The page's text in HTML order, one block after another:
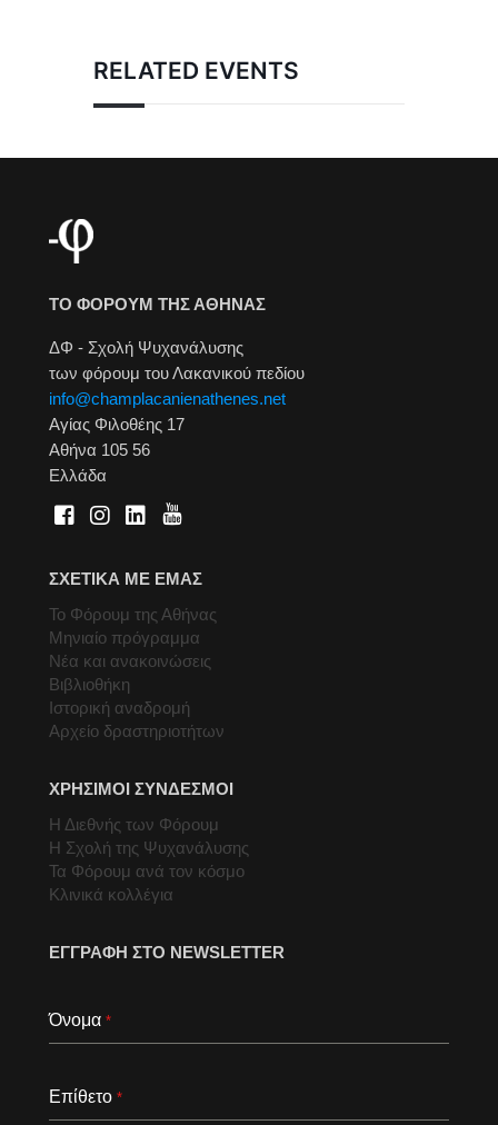
RELATED EVENTS
ΤΟ ΦΟΡΟΥΜ ΤΗΣ ΑΘΗΝΑΣ
ΔΦ - Σχολή Ψυχανάλυσης
των φόρουμ του Λακανικού πεδίου
info@champlacanienathenes.net
Αγίας Φιλοθέης 17
Αθήνα 105 56
Ελλάδα
ΣΧΕΤΙΚΑ ΜΕ ΕΜΑΣ
Το Φόρουμ της Αθήνας
Μηνιαίο πρόγραμμα
Νέα και ανακοινώσεις
Βιβλιοθήκη
Ιστορική αναδρομή
Αρχείο δραστηριοτήτων
ΧΡΗΣΙΜΟΙ ΣΥΝΔΕΣΜΟΙ
Η Διεθνής των Φόρουμ
Η Σχολή της Ψυχανάλυσης
Τα Φόρουμ ανά τον κόσμο
Κλινικά κολλέγια
ΕΓΓΡΑΦΗ ΣΤΟ NEWSLETTER
Όνομα *
Επίθετο *